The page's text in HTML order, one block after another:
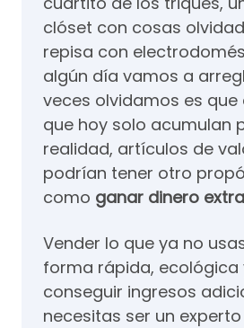
clóset con cosas
repisa con
algún día vamos a
veces olvidamos es
que hoy solo acumulan
realidad, artículos de
podrían tener otro
como ganar dinero extra
Vender lo que ya no
forma rápida, ecológica
conseguir ingresos
necesitas ser un